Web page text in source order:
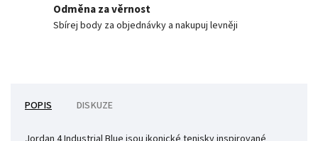
Odměna za věrnost
Sbírej body za objednávky a nakupuj levněji
POPIS DISKUZE